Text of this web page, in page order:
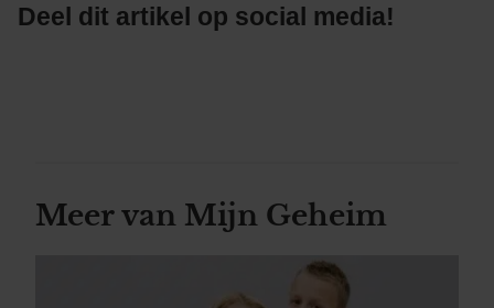
Deel dit artikel op social media!
Meer van Mijn Geheim